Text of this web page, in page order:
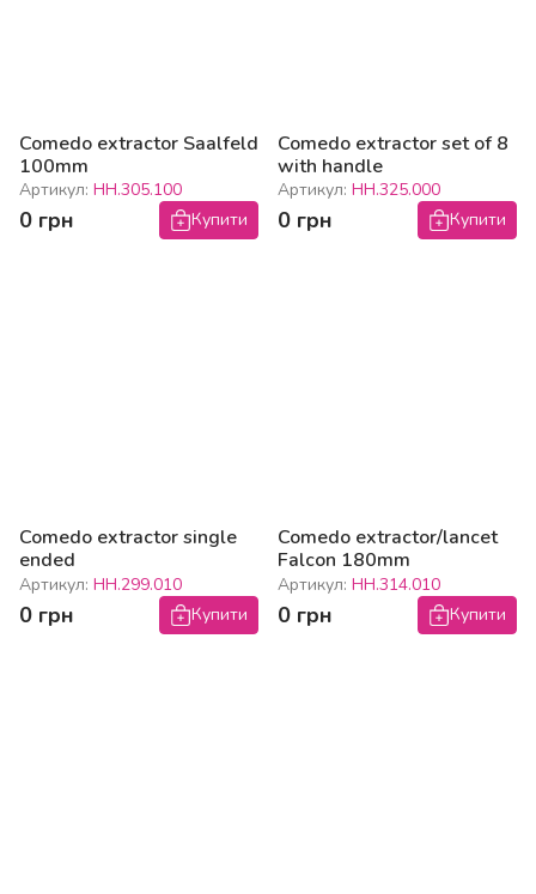
Comedo extractor Saalfeld
100mm
Артикул: HH.305.100
0 грн Купити
Comedo extractor set of 8
with handle
Артикул: HH.325.000
0 грн Купити
Comedo extractor single
ended
Артикул: HH.299.010
0 грн Купити
Comedo extractor/lancet
Falcon 180mm
Артикул: HH.314.010
0 грн Купити